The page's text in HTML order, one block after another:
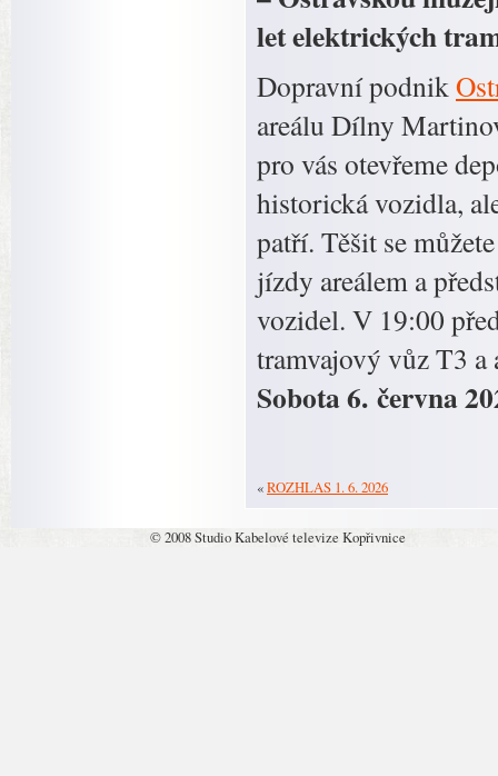
let elektrických
Dopravní podnik
areálu Dílny
pro vás otevřeme
historická vozidla,
patří. Těšit se
jízdy areálem a
vozidel. V 19:00
tramvajový vůz T3
Sobota 6. června
«ROZHLAS 1. 6. 2026
© 2008 Studio Kabelové televize Kopřivnice